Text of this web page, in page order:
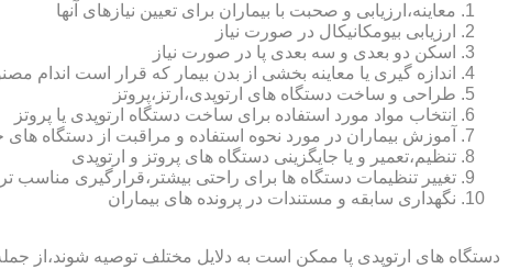
معاینه،ارزیابی و صحبت با بیماران برای تعیین نیازهای آنها
ارزیابی بیومکانیکال در صورت نیاز
اسکن دو بعدی و سه بعدی پا در صورت نیاز
اندازه گیری یا معاینه بخشی از بدن بیمار که قرار است اندام
طراحی و ساخت دستگاه های ارتوپدی،ارتز،پروتز
انتخاب مواد مورد استفاده برای ساخت دستگاه ارتوپدی یا پروتز
آموزش بیماران در مورد نحوه استفاده و مراقبت از دستگاه های
تنظیم،تعمیر و یا جایگزینی دستگاه های پروتز و ارتوپدی
تغییر تنظیمات دستگاه ها برای راحتی بیشتر،قرارگیری مناسب
نگهداری سابقه و مستندات در پرونده های بیماران
دستگاه های ارتوپدی پا ممکن است به دلایل مختلف توصیه شوند،از